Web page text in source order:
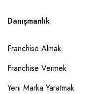
Danışmanlık
Franchise Almak
Franchise Vermek
Yeni Marka Yaratmak